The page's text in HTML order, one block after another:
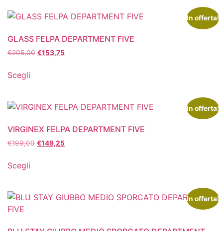
In offerta!
GLASS FELPA DEPARTMENT FIVE
€205,00 €153,75
Scegli
In offerta!
VIRGINEX FELPA DEPARTMENT FIVE
€199,00 €149,25
Scegli
In offerta!